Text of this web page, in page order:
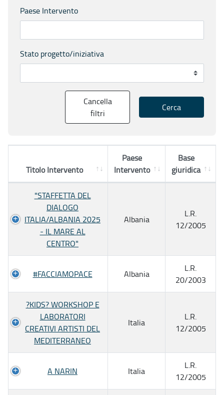
Paese Intervento
Stato progetto/iniziativa
Cancella
filtri
Cerca
Titolo Intervento
Paese
Intervento
Base
giuridica
"STAFFETTA DEL
DIALOGO
ITALIA/ALBANIA 2025
- IL MARE AL
CENTRO"
Albania
L.R.
12/2005
#FACCIAMOPACE Albania
L.R.
20/2003
?KIDS? WORKSHOP E
LABORATORI
CREATIVI ARTISTI DEL
MEDITERRANEO
Italia
L.R.
12/2005
A NARIN Italia
L.R.
12/2005